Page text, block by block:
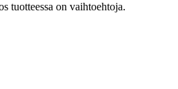
tuotteessa on vaihtoehtoja.